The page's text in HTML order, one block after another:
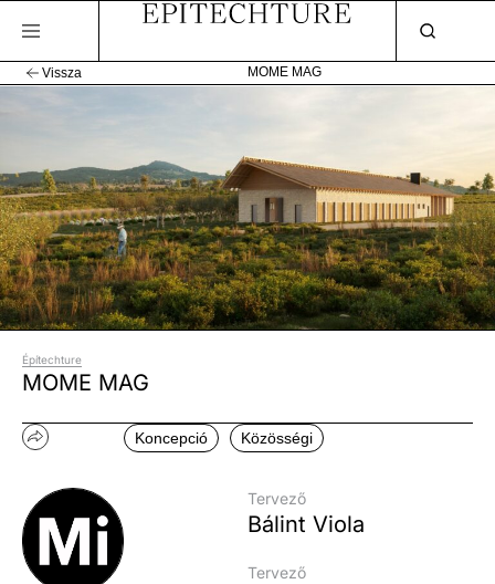
Vissza MOME MAG
Építechture
MOME MAG
Koncepció Közösségi
Tervező
Bálint Viola
Tervező